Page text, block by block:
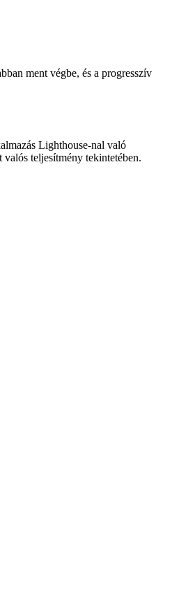
ment végbe, és a progresszív
teljesítmény tekintetében.